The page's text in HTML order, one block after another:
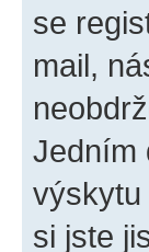
se
mail,
Jedním
výskytu
si jste